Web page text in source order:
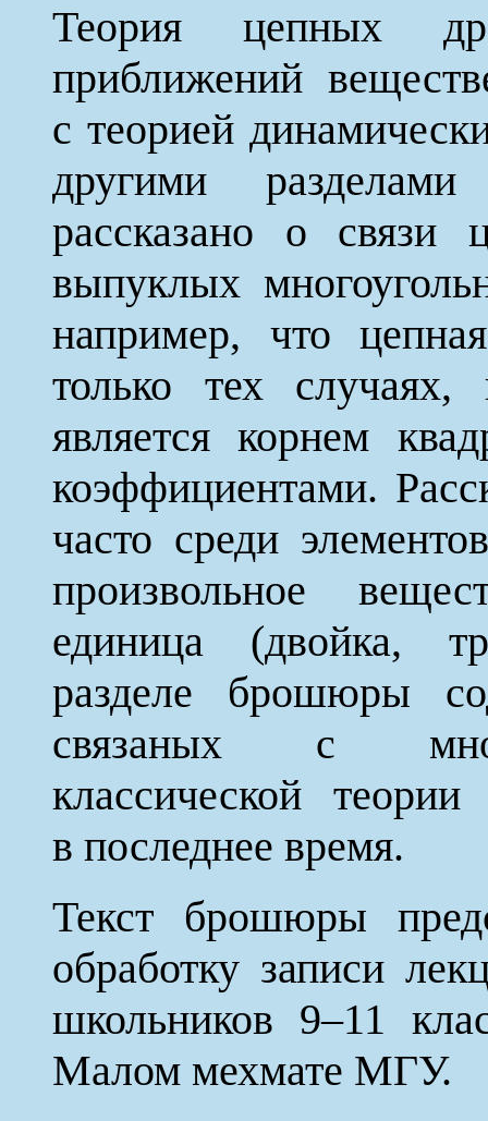
Теория цепных
приближений
с теорией
другими
рассказано о связи
выпуклых
например, что
только тех
является корнем
коэффициентами.
часто среди
произвольное
единица (двойка,
разделе брошюры
связаных с
классической
в последнее время.
Текст брошюры
обработку записи
школьников 9–11
Малом мехмате МГУ.